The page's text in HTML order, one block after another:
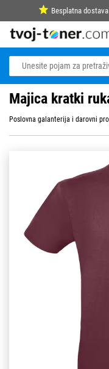
Besplatna dostava
Majica kratki
Poslovna galanterija i darovni